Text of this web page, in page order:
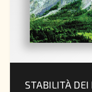
STABILITÀ